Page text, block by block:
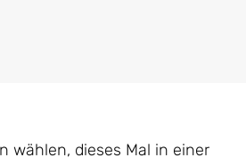
wählen, dieses Mal in einer